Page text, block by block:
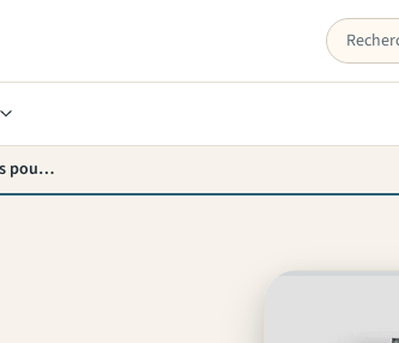
Créer un album photo de mariage en ligne : conseils et astuces pour immortaliser un jour unique